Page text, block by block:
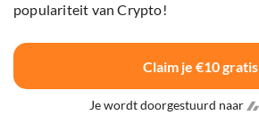
populariteit van Crypto!
Claim je €10 gratis
Je wordt doorgestuurd naar